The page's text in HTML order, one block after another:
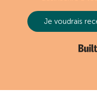
Je voudrais